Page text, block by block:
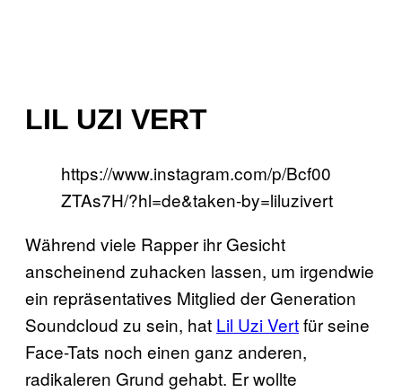
LIL UZI VERT
https://www.instagram.com/p/Bcf00
ZTAs7H/?hl=de&taken-by=liluzivert
Während viele Rapper ihr Gesicht
anscheinend zuhacken lassen, um irgendwie
ein repräsentatives Mitglied der Generation
Soundcloud zu sein, hat Lil Uzi Vertfür seine
Face-Tats noch einen ganz anderen,
radikaleren Grund gehabt. Er wollte